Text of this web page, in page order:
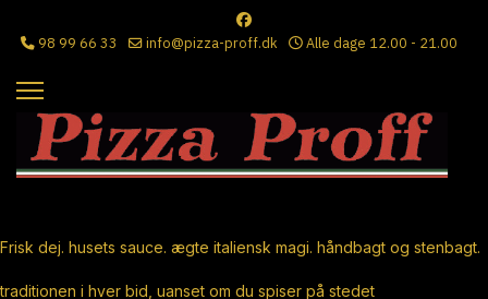
98 99 66 33 info@pizza-proff.dk Alle dage 12.00 - 21.00
Frisk dej. husets sauce. ægte italiensk magi. håndbagt og stenbagt.
traditionen i hver bid, uanset om du spiser på stedet